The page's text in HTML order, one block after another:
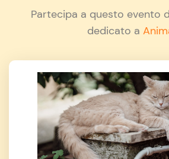
Partecipa a questo evento
dedicato a